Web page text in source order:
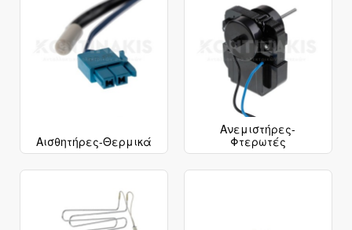
Αισθητήρες-Θερμικά
Ανεμιστήρες-
Φτερωτές